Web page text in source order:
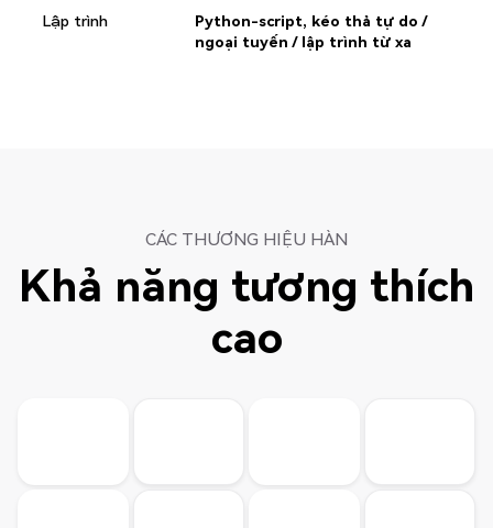
Lập trình
Python-script, kéo thả tự do /
ngoại tuyến / lập trình từ xa
CÁC THƯƠNG HIỆU HÀN
Khả năng tương thích
cao